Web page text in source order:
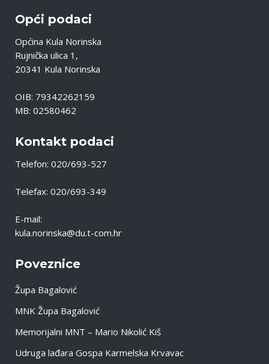
Opći podaci
Općina Kula Norinska
Rujnička ulica 1,
20341 Kula Norinska
OIB: 79342262159
MB: 02580462
Kontakt podaci
Telefon: 020/693-527
Telefax: 020/693-349
E-mail:
kula.norinska@du.t-com.hr
Poveznice
Župa Bagalović
MNK Župa Bagalović
Memorijalni MNT – Mario Nikolić Kiš
Udruga lađara Gospa Karmelska Krvavac